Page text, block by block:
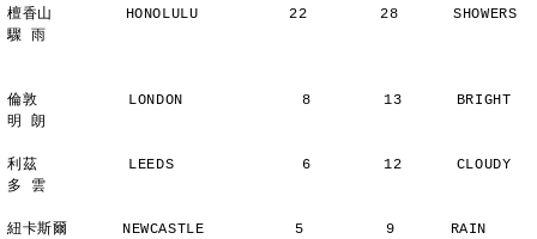
檀香山        HONOLULU          22        28      SHOWERS
驟 雨
倫敦          LONDON             8        13      BRIGHT
明 朗
利茲          LEEDS              6        12      CLOUDY
多 雲
紐卡斯爾      NEWCASTLE          5         9      RAIN